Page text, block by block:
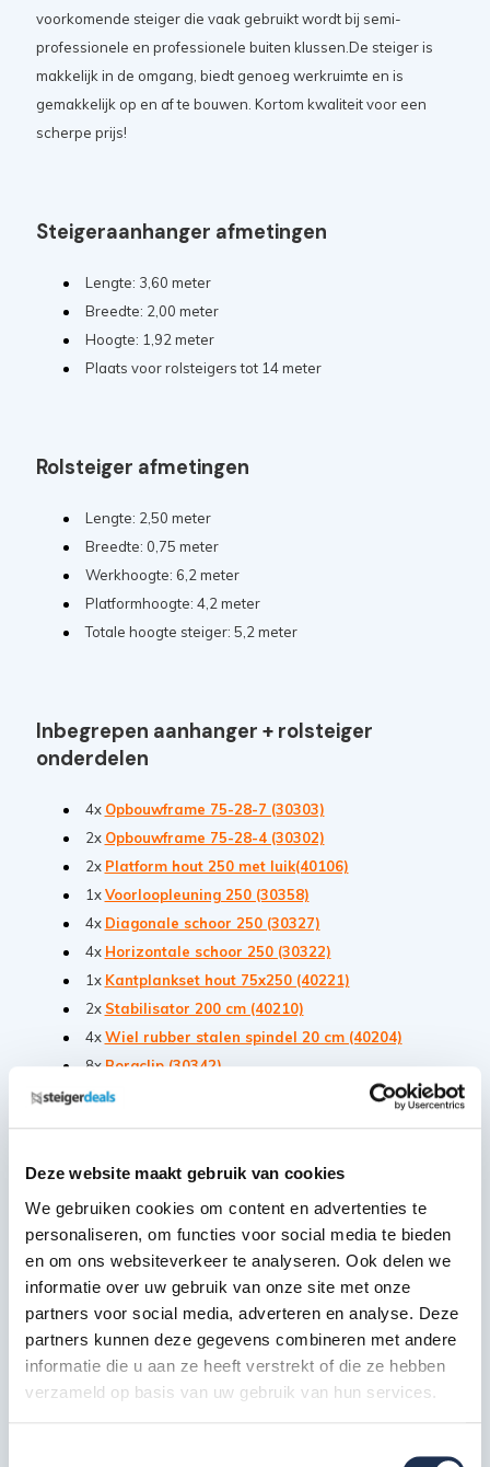
Deze website maakt gebruik van cookies
We gebruiken cookies om content en advertenties te
personaliseren, om functies voor social media te bieden
en om ons websiteverkeer te analyseren. Ook delen we
informatie over uw gebruik van onze site met onze
partners voor social media, adverteren en analyse. Deze
partners kunnen deze gegevens combineren met andere
informatie die u aan ze heeft verstrekt of die ze hebben
verzameld op basis van uw gebruik van hun services.
voorkomende steiger die vaak gebruikt wordt bij semi-
professionele en professionele buiten klussen.De steiger is
makkelijk in de omgang, biedt genoeg werkruimte en is
gemakkelijk op en af te bouwen. Kortom kwaliteit voor een
scherpe prijs!
Steigeraanhanger afmetingen
Lengte: 3,60 meter
Breedte: 2,00 meter
Hoogte: 1,92 meter
Plaats voor rolsteigers tot 14 meter
Rolsteiger afmetingen
Lengte: 2,50 meter
Breedte: 0,75 meter
Werkhoogte: 6,2 meter
Platformhoogte: 4,2 meter
Totale hoogte steiger: 5,2 meter
Inbegrepen aanhanger + rolsteiger
onderdelen
4x Opbouwframe 75-28-7 (30303)
2x Opbouwframe 75-28-4 (30302)
2x Platform hout 250 met luik(40106)
1xVoorloopleuning 250 (30358)
4x Diagonale schoor 250 (30327)
4x Horizontale schoor 250 (30322)
1x Kantplankset hout 75x250 (40221)
2x Stabilisator 200 cm (40210)
4xWiel rubber stalen spindel 20 cm (40204)
8xBorgclip (30342)
*De weergegeven afbeelding dient als impressie en kan in
samenstelling afwijken van het artikel.
Extra steigeraanhanger informatie
Zowel geschikt voor steigers met een lengte van 1.90
als 2.50 meter
BE-rijbewijs is niet benodigd
Geleverd met een 13-polig steekcontact
Alle onderdelen zijn van hoogwaardig aluminium
Ongeremde maximale gewicht op de aanhanger: 750